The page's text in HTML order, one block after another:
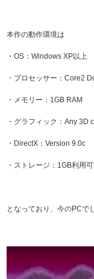
本作の動作環境は
・OS：Windows XP以上
・プロセッサー：Core2
・メモリー：1GB RAM
・グラフィック：Any 3D
・DirectX：Version 9.0c
・ストレージ：1GB利用
となっており、今のPCで